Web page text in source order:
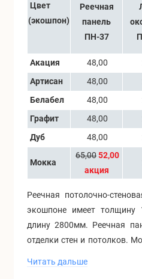
Цвет
(экошпон)
Реечная
панель
ПН-37
Акация 48,00
Артисан
48,00
Белабел
48,00
Графит
48,00
Дуб
48,00
Мокка
65,0052,00
акция
Реечная потолочно-
экошпоне имеет
длину 2800мм. Реечная
отделки стен и потолков.
т.п. На тыльной стороне
Читать дальше